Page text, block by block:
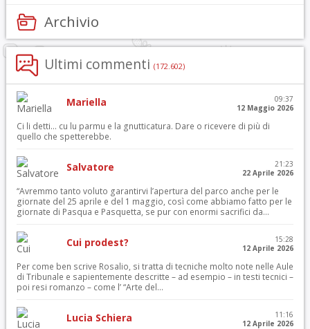
Archivio
Ultimi commenti (172.602)
Mariella
09:37
12 Maggio 2026
Ci li detti… cu lu parmu e la gnutticatura. Dare o ricevere di più di
quello che spetterebbe.
Salvatore
21:23
22 Aprile 2026
“Avremmo tanto voluto garantirvi l’apertura del parco anche per le
giornate del 25 aprile e del 1 maggio, così come abbiamo fatto per le
giornate di Pasqua e Pasquetta, se pur con enormi sacrifici da...
Cui prodest?
15:28
12 Aprile 2026
Per come ben scrive Rosalio, si tratta di tecniche molto note nelle Aule
di Tribunale e sapientemente descritte – ad esempio – in testi tecnici –
poi resi romanzo – come l’ “Arte del...
Lucia Schiera
11:16
12 Aprile 2026